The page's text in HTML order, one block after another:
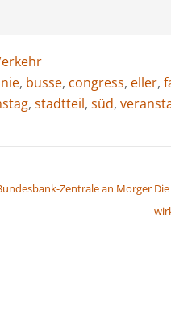
, busse, congress, eller,
, stadtteil, süd,
Zentrale an Morger